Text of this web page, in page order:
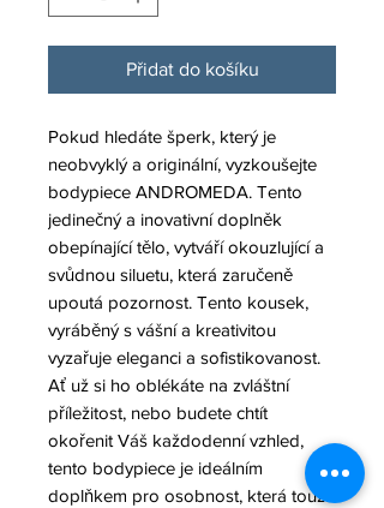
Přidat do košíku
Pokud hledáte šperk, který je
neobvyklý a originální, vyzkoušejte
bodypiece ANDROMEDA. Tento
jedinečný a inovativní doplněk
obepínající tělo, vytváří okouzlující a
svůdnou siluetu, která zaručeně
upoutá pozornost. Tento kousek,
vyráběný s vášní a kreativitou
vyzařuje eleganci a sofistikovanost.
Ať už si ho oblékáte na zvláštní
příležitost, nebo budete chtít
okořenit Váš každodenní vzhled,
tento bodypiece je ideálním
doplňkem pro osobnost, která touží